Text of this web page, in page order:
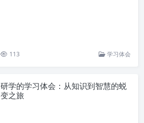
113 学习体会
研学的学习体会：从知识到智慧的蜕
变之旅